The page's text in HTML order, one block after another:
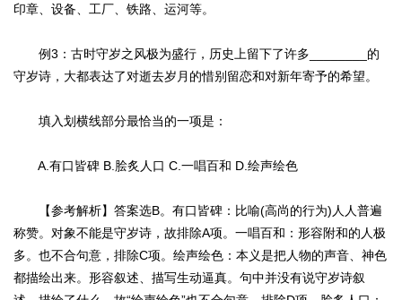
印章、设备、工厂、铁路、运河等。
例3：古时守岁之风极为盛行，历史上留下了许多________的
守岁诗，大都表达了对逝去岁月的惜别留恋和对新年寄予的希望。
填入划横线部分最恰当的一项是：
A.有口皆碑 B.脍炙人口 C.一唱百和 D.绘声绘色
【参考解析】答案选B。有口皆碑：比喻(高尚的行为)人人普遍
称赞。对象不能是守岁诗，故排除A项。一唱百和：形容附和的人极
多。也不合句意，排除C项。绘声绘色：本义是把人物的声音、神色
都描绘出来。形容叙述、描写生动逼真。句中并没有说守岁诗叙